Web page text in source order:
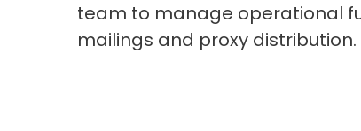
team to manage operational
mailings and proxy distribution.